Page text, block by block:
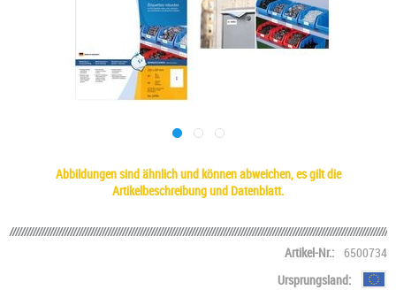
Abbildungen sind ähnlich und können abweichen, es gilt die
Artikelbeschreibung und Datenblatt.
Artikel-Nr.: 6500734
Ursprungsland: